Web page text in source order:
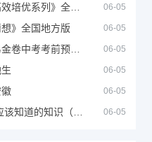
06-05
》全国地方版 06-05
06-05
06-05
06-05
06-05